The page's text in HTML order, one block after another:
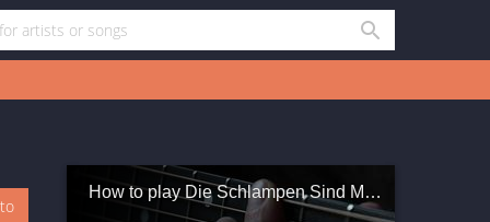
How to play Die Schlampen Sind Müde